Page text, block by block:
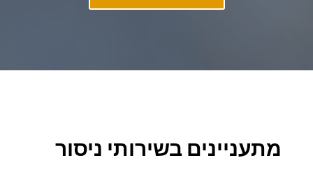
מתעניינים בשירותי ניסור